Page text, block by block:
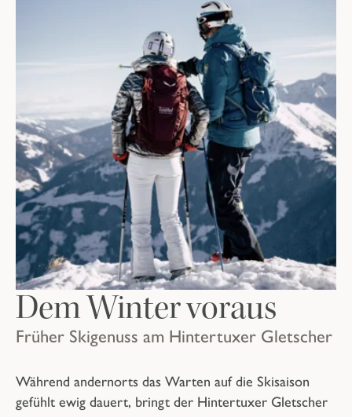
Früher Skigenuss am Hintertuxer Gletscher
Dem Winter voraus
Während andernorts das Warten auf die Skisaison
gefühlt ewig dauert, bringt der Hintertuxer Gletscher